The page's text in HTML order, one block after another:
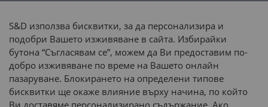
Начини на плащане:
Доставка до адрес с:
S&D използва бисквитки, за да персонализира и
подобри Вашето изживяване в сайта. Избирайки
бутона “Съгласявам се”, можем да Ви предоставим по-
добро изживяване по време на Вашето онлайн
пазаруване. Блокирането на определени типове
бисквитки ще окаже влияние върху начина, по който
Ви доставяме персонализирано съдържание. Ако